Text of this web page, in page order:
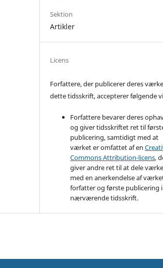
Sektion
Artikler
Licens
Forfattere, der publicerer deres
dette tidsskrift, accepterer følgende
Forfattere bevarer deres
og giver tidsskriftet ret til
publicering, samtidigt med at
værket er omfattet af en
Commons Attribution-licens,
giver andre ret til at dele
med en anerkendelse af
forfatter og første publicering i
nærværende tidsskrift.